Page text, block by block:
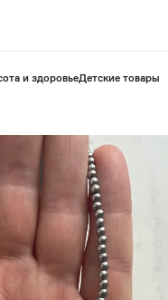
и здоровье⁠Детские товары